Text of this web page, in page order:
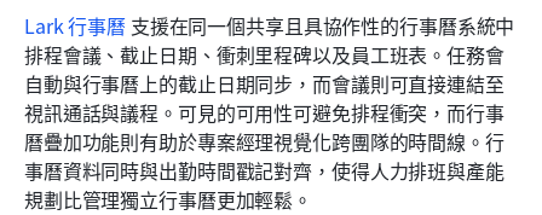
Lark 行事曆 支援在同一個共享且具協作性的行事曆系統中
排程會議、截止日期、衝刺里程碑以及員工班表。任務會
自動與行事曆上的截止日期同步，而會議則可直接連結至
視訊通話與議程。可見的可用性可避免排程衝突，而行事
曆疊加功能則有助於專案經理視覺化跨團隊的時間線。行
事曆資料同時與出勤時間戳記對齊，使得人力排班與產能
規劃比管理獨立行事曆更加輕鬆。